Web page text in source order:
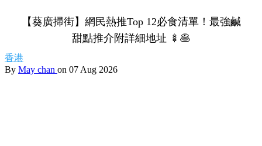
【葵廣掃街】網民熱推Top 12必食清單！最強鹹
甜點推介附詳細地址 🍢🥞
香港
By May chan on 07 Aug 2026